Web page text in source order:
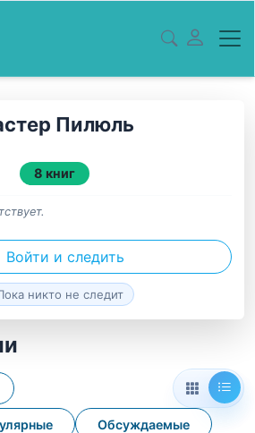
Пилюль
8 книг
Войти и следить
никто не следит
Обсуждаемые